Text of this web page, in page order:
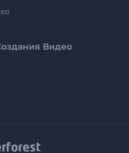
Видео